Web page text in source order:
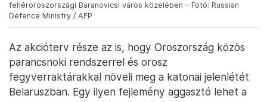
fehéroroszországi Baranovicsi város közelében – Fotó: Russian
Defence Ministry / AFP
Az akcióterv része az is, hogy Oroszország közös
parancsnoki rendszerrel és orosz
fegyverraktárakkal növeli meg a katonai jelenlétét
Belaruszban. Egy ilyen fejlemény aggasztó lehet a